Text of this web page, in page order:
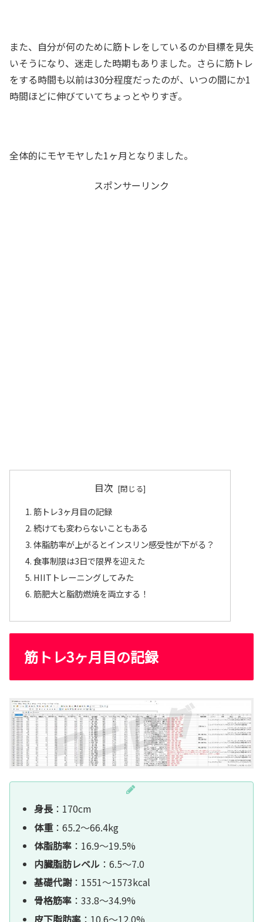
また、自分が何のために筋トレをしているのか目標を見失
いそうになり、迷走した時期もありました。さらに筋トレ
をする時間も以前は30分程度だったのが、いつの間にか1
時間ほどに伸びていてちょっとやりすぎ。
全体的にモヤモヤした1ヶ月となりました。
スポンサーリンク
目次
筋トレ3ヶ月目の記録
続けても変わらないこともある
体脂肪率が上がるとインスリン感受性が下がる？
食事制限は3日で限界を迎えた
HIITトレーニングしてみた
筋肥大と脂肪燃焼を両立する！
筋トレ3ヶ月目の記録
身長 ：170cm
体重：65.2～66.4kg
体脂肪率 ：16.9～19.5%
内臓脂肪レベル ：6.5～7.0
基礎代謝：1551～1573kcal
骨格筋率 ：33.8～34.9%
皮下脂肪率 ：10.6～12.0%